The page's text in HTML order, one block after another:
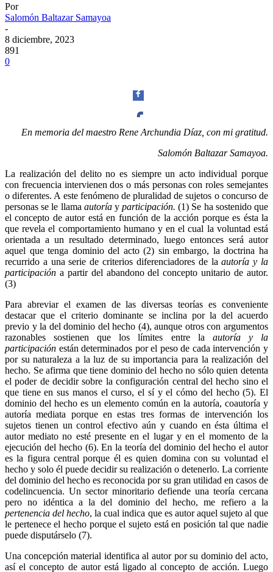
Por
Salomón Baltazar Samayoa
-
8 diciembre, 2023
891
0
Twitter
Linkedin
En memoria del maestro Rene Archundia Díaz, con mi gratitud.
Salomón Baltazar Samayoa.
La realización del delito no es siempre un acto individual porque
con frecuencia intervienen dos o más personas con roles semejantes
o diferentes. A este fenómeno de pluralidad de sujetos o concurso de
personas se le llama autoríayparticipación.(1) Se ha sostenido que
el concepto de autor está en función de la acción porque es ésta la
que revela el comportamiento humano y en el cual la voluntad está
orientada a un resultado determinado, luego entonces será autor
aquel que tenga dominio del acto (2) sin embargo, la doctrina ha
recurrido a una serie de criterios diferenciadores de laautoría y la
participación a partir del abandono del concepto unitario de autor.
(3)
Para abreviar el examen de las diversas teorías es conveniente
destacar que el criterio dominante se inclina por la del acuerdo
previo y la del dominio del hecho (4), aunque otros con argumentos
razonables sostienen que los límites entre la autoría y la
participación están determinados por el peso de cada intervención y
por su naturaleza a la luz de su importancia para la realización del
hecho. Se afirma que tiene dominio del hecho no sólo quien detenta
el poder de decidir sobre la configuración central del hecho sino el
que tiene en sus manos el curso, el sí y el cómo del hecho (5). El
dominio del hecho es un elemento común en la autoría, coautoría y
autoría mediata porque en estas tres formas de intervención los
sujetos tienen un control efectivo aún y cuando en ésta última el
autor mediato no esté presente en el lugar y en el momento de la
ejecución del hecho (6). En la teoría del dominio del hecho el autor
es la figura central porque él es quien domina con su voluntad el
hecho y solo él puede decidir su realización o detenerlo. La corriente
del dominio del hecho es reconocida por su gran utilidad en casos de
codelincuencia. Un sector minoritario defiende una teoría cercana
pero no idéntica a la del dominio del hecho, me refiero a la
pertenencia del hecho, la cual indica que es autor aquel sujeto al que
le pertenece el hecho porque el sujeto está en posición tal que nadie
puede disputárselo (7).
Una concepción material identifica al autor por su dominio del acto,
así el concepto de autor está ligado al concepto de acción. Luego